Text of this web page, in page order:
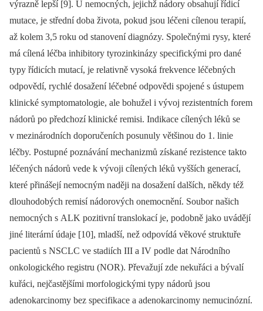
výrazně lepší [9]. U nemocných, jejichž nádory obsahují řídicí
mutace, je střední doba života, pokud jsou léčeni cílenou terapií,
až kolem 3,5 roku od stanovení diagnózy. Společnými rysy, které
má cílená léčba inhibitory tyrozinkinázy specifickými pro dané
typy řídicích mutací, je relativně vysoká frekvence léčebných
odpovědí, rychlé dosažení léčebné odpovědi spojené s ústupem
klinické symptomatologie, ale bohužel i vývoj rezistentních forem
nádorů po předchozí klinické remisi. Indikace cílených léků se
v mezinárodních doporučeních posunuly většinou do 1. linie
léčby. Postupné poznávání mechanizmů získané rezistence takto
léčených nádorů vede k vývoji cílených léků vyšších generací,
které přinášejí nemocným naději na dosažení dalších, někdy též
dlouhodobých remisí nádorových onemocnění. Soubor našich
nemocných s ALK pozitivní translokací je, podobně jako uvádějí
jiné literární údaje [10], mladší, než odpovídá věkové struktuře
pacientů s NSCLC ve stadiích III a IV podle dat Národního
onkologického registru (NOR). Převažují zde nekuřáci a bývalí
kuřáci, nejčastějšími morfologickými typy nádorů jsou
adenokarcinomy bez specifikace a adenokarcinomy nemucinózní.